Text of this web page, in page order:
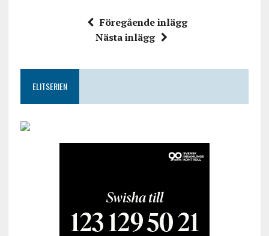
Föregående inlägg
Nästa inlägg
ELITSERIEN